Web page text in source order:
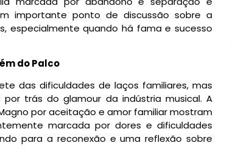
importante ponto de discussão sobre a
especialmente quando há fama e sucesso
do Palco
das dificuldades de laços familiares, mas
trás do glamour da indústria musical. A
por aceitação e amor familiar mostram
marcada por dores e dificuldades
para a reconexão e uma reflexão sobre